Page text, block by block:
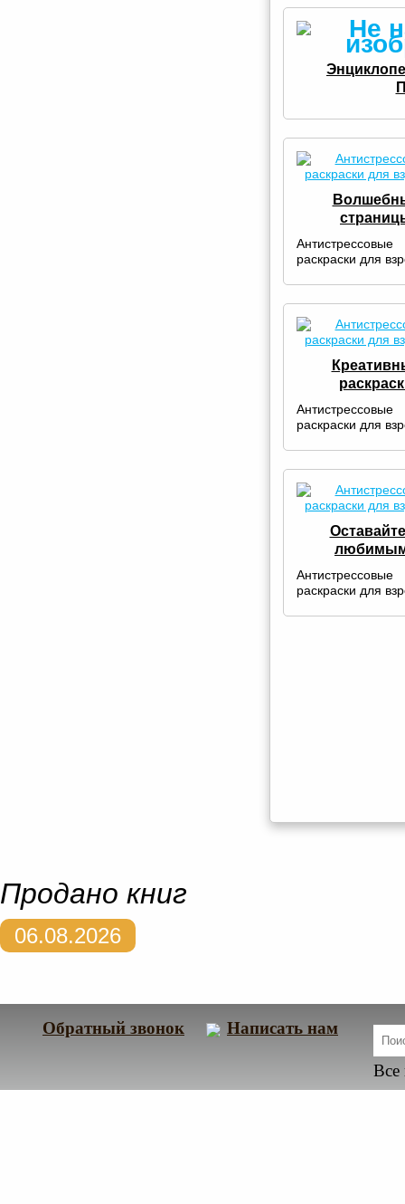
Антистрессовые
раскраски для
Антистрессовые
раскраски для
Антистрессовые
раскраски для
Продано книг
06.08.2026
Обратный звонок Написать нам
Все